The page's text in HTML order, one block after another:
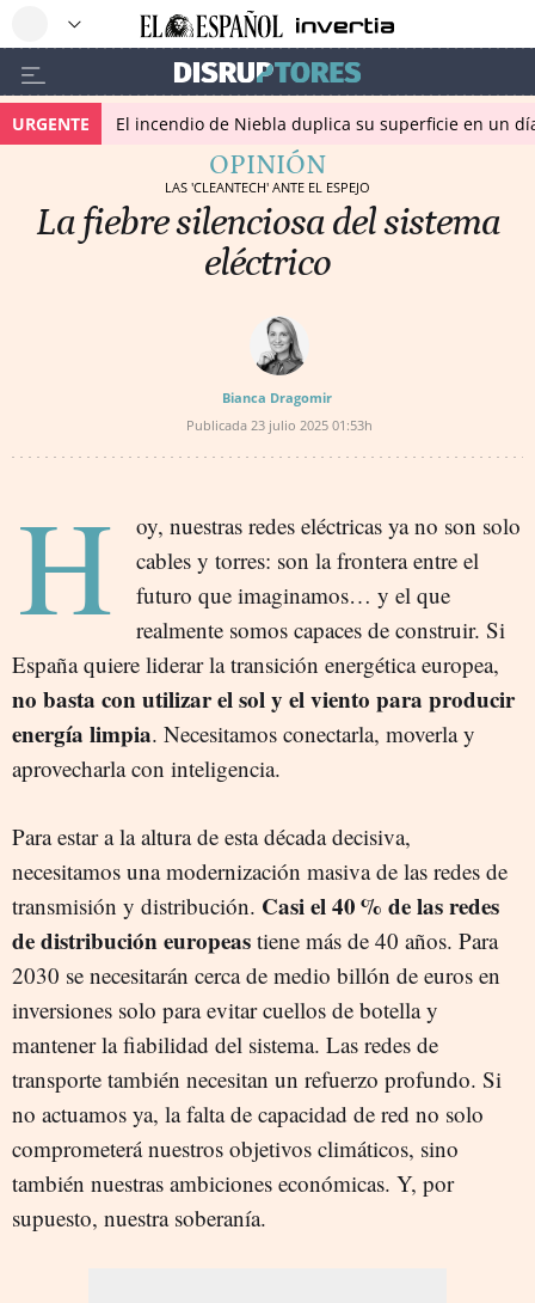
URGENTE El incendio de Niebla duplica su superficie en un
OPINIÓN
LAS 'CLEANTECH' ANTE EL ESPEJO
La fiebre silenciosa del sistema
eléctrico
Bianca Dragomir
Publicada 23 julio 2025 01:53h
H
oy, nuestras redes eléctricas ya no son solo
cables y torres: son la frontera entre el
futuro que imaginamos… y el que
realmente somos capaces de construir. Si
España quiere liderar la transición energética europea,
no basta con utilizar el sol y el viento para producir
energía limpia. Necesitamos conectarla, moverla y
aprovecharla con inteligencia.
Para estar a la altura de esta década decisiva,
necesitamos una modernización masiva de las redes de
transmisión y distribución. Casi el 40 % de las redes
de distribución europeas tiene más de 40 años. Para
2030 se necesitarán cerca de medio billón de euros en
inversiones solo para evitar cuellos de botella y
mantener la fiabilidad del sistema. Las redes de
transporte también necesitan un refuerzo profundo. Si
no actuamos ya, la falta de capacidad de red no solo
comprometerá nuestros objetivos climáticos, sino
también nuestras ambiciones económicas. Y, por
supuesto, nuestra soberanía.